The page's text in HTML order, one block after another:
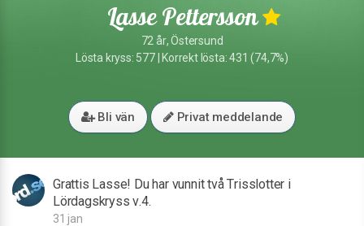
Lasse Pettersson
72 år, Östersund
Lösta kryss: 577 | Korrekt lösta: 431 (74,7%)
Bli vän Privat meddelande
Grattis Lasse! Du har vunnit två Trisslotter i
Lördagskryss v.4.
31 jan